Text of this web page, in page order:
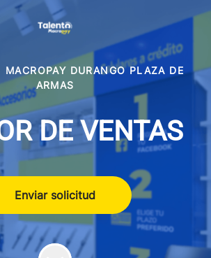
MACROPAY DURANGO PLAZA DE
ARMAS
DE VENTAS
Enviar solicitud